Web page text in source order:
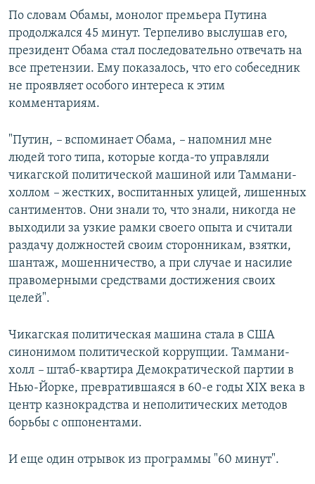
По словам Обамы, монолог премьера Путина
продолжался 45 минут. Терпеливо выслушав его,
президент Обама стал последовательно отвечать на
все претензии. Ему показалось, что его собеседник
не проявляет особого интереса к этим
комментариям.
"Путин, – вспоминает Обама, – напомнил мне
людей того типа, которые когда-то управляли
чикагской политической машиной или Таммани-
холлом – жестких, воспитанных улицей, лишенных
сантиментов. Они знали то, что знали, никогда не
выходили за узкие рамки своего опыта и считали
раздачу должностей своим сторонникам, взятки,
шантаж, мошенничество, а при случае и насилие
правомерными средствами достижения своих
целей".
Чикагская политическая машина стала в США
синонимом политической коррупции. Таммани-
холл – штаб-квартира Демократической партии в
Нью-Йорке, превратившаяся в 60-е годы XIX века в
центр казнокрадства и неполитических методов
борьбы с оппонентами.
И еще один отрывок из программы "60 минут".